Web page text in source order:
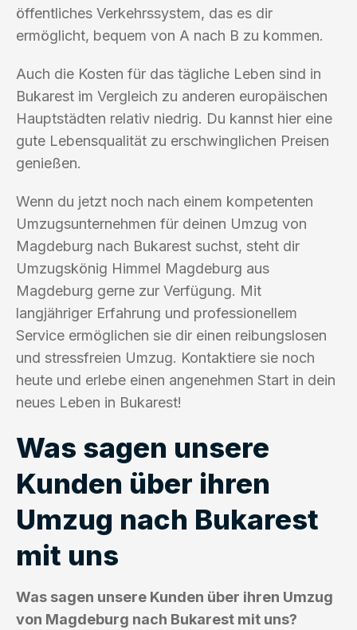
öffentliches Verkehrssystem, das es dir
ermöglicht, bequem von A nach B zu kommen.
Auch die Kosten für das tägliche Leben sind in
Bukarest im Vergleich zu anderen europäischen
Hauptstädten relativ niedrig. Du kannst hier eine
gute Lebensqualität zu erschwinglichen Preisen
genießen.
Wenn du jetzt noch nach einem kompetenten
Umzugsunternehmen für deinen Umzug von
Magdeburg nach Bukarest suchst, steht dir
Umzugskönig Himmel Magdeburg aus
Magdeburg gerne zur Verfügung. Mit
langjähriger Erfahrung und professionellem
Service ermöglichen sie dir einen reibungslosen
und stressfreien Umzug. Kontaktiere sie noch
heute und erlebe einen angenehmen Start in dein
neues Leben in Bukarest!
Was sagen unsere
Kunden über ihren
Umzug nach Bukarest
mit uns
Was sagen unsere Kunden über ihren Umzug
von Magdeburg nach Bukarest mit uns?